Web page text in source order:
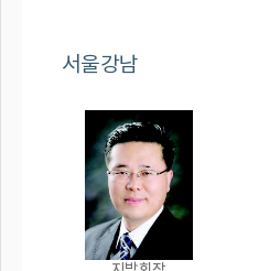
서울강남